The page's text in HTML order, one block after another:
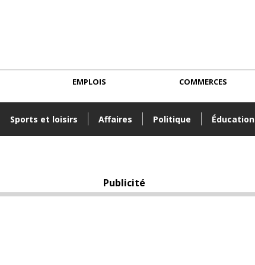
Sports et loisirs Affaires Politique Éducation
EMPLOIS COMMERCES
Publicité